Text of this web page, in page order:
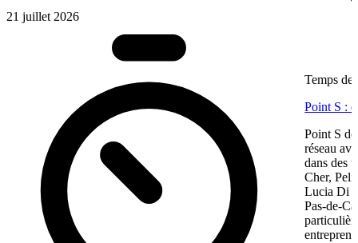
21 juillet 2026
Temps de
Point S :
Point S
réseau
dans des
Cher,
Lucia Di
Pas-de-